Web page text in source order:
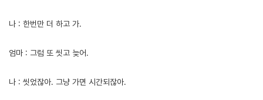
나 : 한번만 더 하고 가.
엄마 : 그럼 또 씻고 늦어.
나 : 씻었잖아. 그냥 가면 시간되잖아.